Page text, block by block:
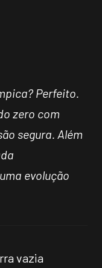
Perfeito.
zero com
segura. Além
evolução
vazia